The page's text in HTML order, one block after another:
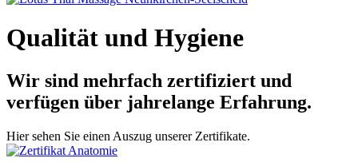
Qualität und Hygiene
Wir sind mehrfach zertifiziert und
verfügen über jahrelange Erfahrung.
Hier sehen Sie einen Auszug unserer Zertifikate.